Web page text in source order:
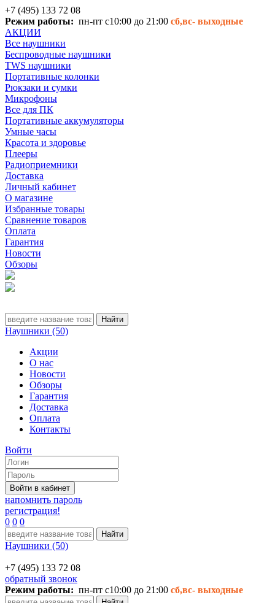
+7 (495) 133 72 08
Режим работы: пн-пт с10:00 до 21:00 сб,вс- выходные
АКЦИИ
Все наушники
Беспроводные наушники
TWS наушники
Портативные колонки
Рюкзаки и сумки
Микрофоны
Все для ПК
Портативные аккумуляторы
Умные часы
Красота и здоровье
Плееры
Радиоприемники
Доставка
Личный кабинет
О магазине
Избранные товары
Сравнение товаров
Оплата
Гарантия
Новости
Обзоры
Наушники (50)
Акции
О нас
Новости
Обзоры
Гарантия
Доставка
Оплата
Контакты
Войти
напомнить пароль
регистрация!
0 0 0
Наушники (50)
+7 (495) 133 72 08
обратный звонок
Режим работы: пн-пт с10:00 до 21:00 сб,вс- выходные